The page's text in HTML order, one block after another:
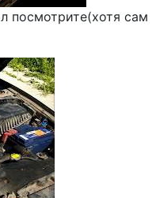
посмотрите(хотя сам